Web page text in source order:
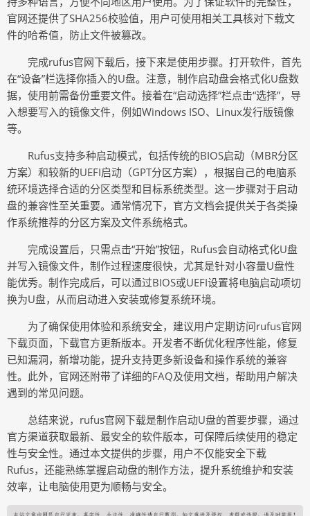
官网还提供了SHA256校验值，用户可使用相关工具核对下载文
件的哈希值，防止文件被篡改。
完成rufus官网下载后，接下来是使用步骤。打开软件，首先
在“设备”栏选择你插入的U盘。注意，制作启动盘会格式化U盘数
据，使用前需备份重要文件。接着在“启动选择”栏点击“选择”，导
入想要写入的镜像文件，例如Windows ISO、Linux发行版镜像
等。
Rufus支持多种启动模式，包括传统的BIOS启动（MBR分区
方案）和较新的UEFI启动（GPT分区方案），根据自己的电脑系
统环境选择合适的分区类型和目标系统类型。这一步骤对于启动
盘的兼容性至关重要。通常情况下，官方文档会提供关于各类操
作系统推荐的分区方案及文件系统格式。
完成设置后，只需点击“开始”按钮，Rufus会自动格式化U盘
并写入镜像文件，制作过程速度很快，尤其是针对小容量U盘性
能优秀。制作完成后，可以通过BIOS或UEFI设置将电脑启动项切
换为U盘，从而启动进入安装或修复系统环境。
为了确保使用体验和系统安全，建议用户定期访问rufus官网
下载页面，下载官方更新版本。开发者不断优化程序性能，修复
已知漏洞，新增功能，提升支持更多新设备和操作系统的兼容
性。此外，官网还附带了详细的FAQ及使用文档，帮助用户解决
遇到的常见问题。
总结来说，rufus官网下载是制作启动U盘的首要步骤，通过
官方渠道获取最新、最安全的软件版本，可保障后续使用的稳定
性与安全性。通过本文提供的步骤，用户不仅能安全下载
Rufus，还能熟练掌握启动盘的制作方法，提升系统维护和安装
效率，让电脑使用更为顺畅与安全。